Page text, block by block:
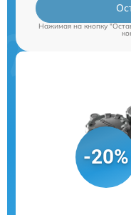
Нажимая на кнопку
-20%